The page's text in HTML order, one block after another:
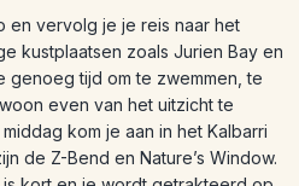
en vervolg je je reis naar het
kustplaatsen zoals Jurien Bay en
genoeg tijd om te zwemmen, te
even van het uitzicht te
kom je aan in het Kalbarri
de Z-Bend en Nature’s Window.